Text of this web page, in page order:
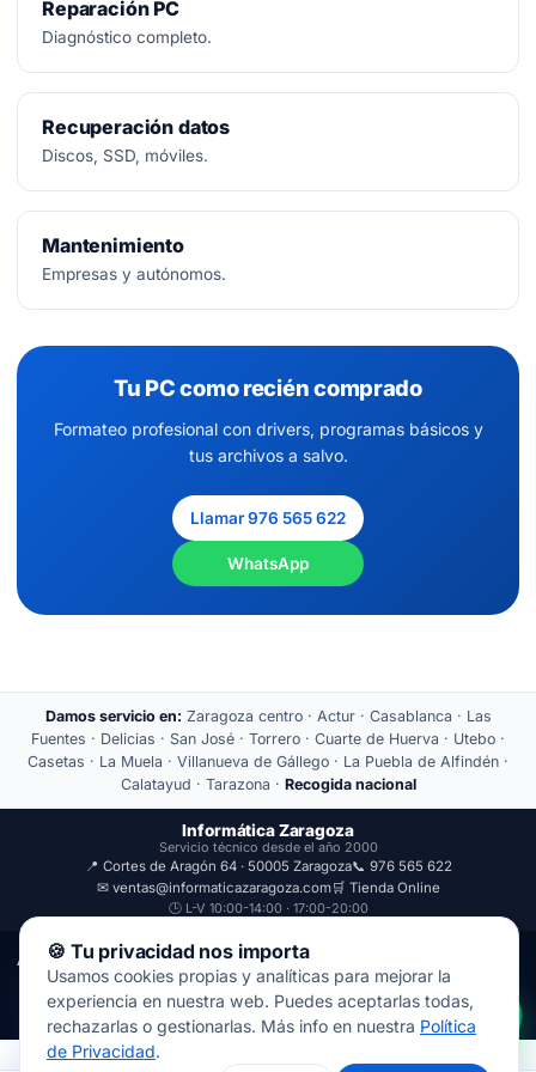
Reparación PC
Diagnóstico completo.
Recuperación datos
Discos, SSD, móviles.
Mantenimiento
Empresas y autónomos.
Tu PC como recién comprado
Formateo profesional con drivers, programas básicos y
tus archivos a salvo.
Llamar 976 565 622
WhatsApp
Damos servicio en: Zaragoza centro · Actur · Casablanca · Las
Fuentes · Delicias · San José · Torrero · Cuarte de Huerva · Utebo ·
Casetas · La Muela · Villanueva de Gállego · La Puebla de Alfindén ·
Calatayud · Tarazona · Recogida nacional
Informática Zaragoza
Servicio técnico desde el año 2000
📍 Cortes de Aragón 64 · 50005 Zaragoza📞 976 565 622
✉ ventas@informaticazaragoza.com🛒 Tienda Online
🕒 L-V 10:00-14:00 · 17:00-20:00
Aviso Legal
Política de Privacidad
© 2000-2026 · Javal Informática S.L. · Tienda Informática Zaragoza
· Reparación de Ordenadores, Portátiles y Móviles.
🍪 Tu privacidad nos importa
Usamos cookies propias y analíticas para mejorar la
experiencia en nuestra web. Puedes aceptarlas todas,
rechazarlas o gestionarlas. Más info en nuestra Política
de Privacidad.